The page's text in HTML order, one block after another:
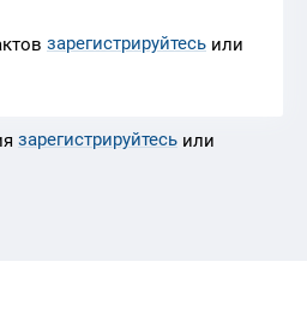
зарегистрируйтесь или
зарегистрируйтесь или